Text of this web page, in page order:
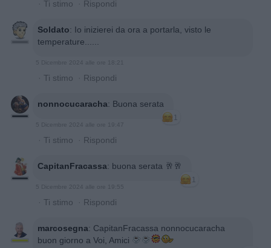
· Ti stimo · Rispondi
Soldato: Io inizierei da ora a portarla, visto le
temperature......
· Ti stimo · Rispondi
nonnocucaracha: Buona serata
1
5 Dicembre 2024 alle ore 19:47
· Ti stimo · Rispondi
CapitanFracassa: buona serata 🥂🥂
1
· Ti stimo · Rispondi
marcosegna: CapitanFracassa nonnocucaracha
buon giorno a Voi, Amici